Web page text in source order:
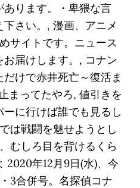
あります。・卑猥な言
さい。, 漫画、アニメ
サイトです。ニュース
届けします。, コナン
けで赤井死亡～復活ま
まってたやろ, 値引きを
に行けば誰でも見るし
は戦闘を魅せようとし
むしろ目を背けるくら
2020年12月9日(水)、今
3合併号。名探偵コナ